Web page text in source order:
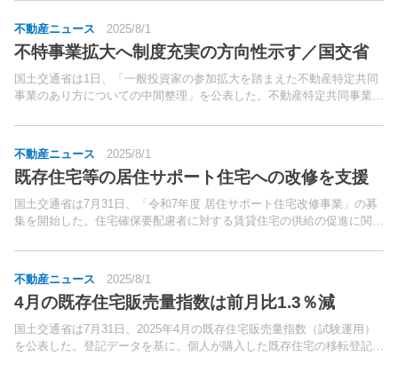
不動産ニュース 2025/8/1
不特事業拡大へ制度充実の方向性示す／国交省
国土交通省は1日、「一般投資家の参加拡大を踏まえた不動産特定共同
事業のあり方についての中間整理」を公表した。不動産特定共同事業
る。
不動産ニュース 2025/8/1
既存住宅等の居住サポート住宅への改修を支援
国土交通省は7月31日、「令和7年度 居住サポート住宅改修事業」の募
集を開始した。住宅確保要配慮者に対する賃貸住宅の供給の促進に関す
き、既存住宅等を改修して、住宅確保要配慮者に見守...
不動産ニュース 2025/8/1
4月の既存住宅販売量指数は前月比1.3％減
国土交通省は7月31日、2025年4月の既存住宅販売量指数（試験運用）
を公表した。登記データを基に、個人が購入した既存住宅の移転登記量